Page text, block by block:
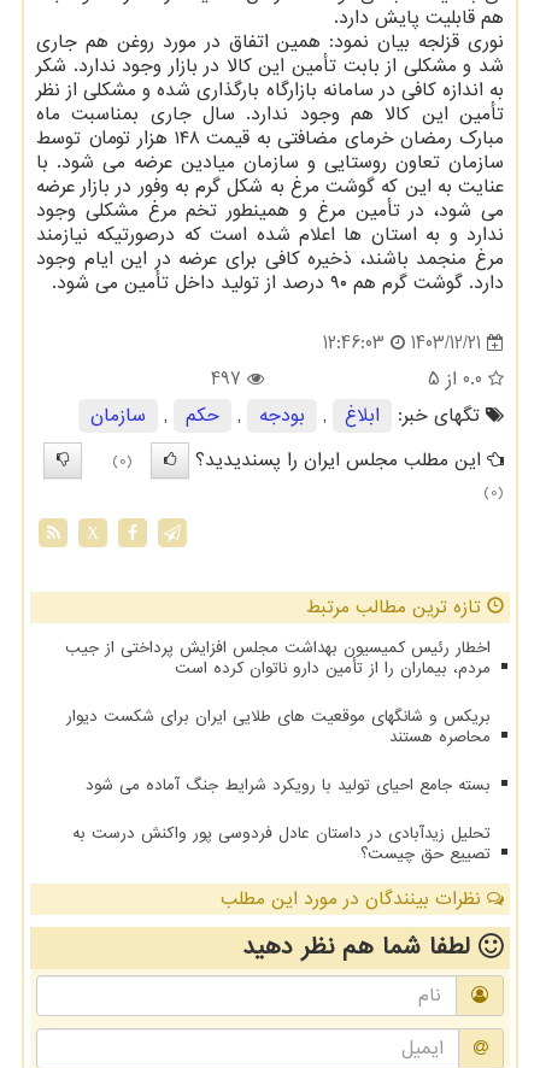
هم قابلیت پایش دارد.
نوری قزلجه بیان نمود: همین اتفاق در مورد روغن هم جاری
شد و مشکلی از بابت تأمین این کالا در بازار وجود ندارد. شکر
به اندازه کافی در سامانه بازارگاه بارگذاری شده و مشکلی از نظر
تأمین این کالا هم وجود ندارد. سال جاری بمناسبت ماه
مبارک رمضان خرمای مضافتی به قیمت ۱۴۸ هزار تومان توسط
سازمان تعاون روستایی و سازمان میادین عرضه می شود. با
عنایت به این که گوشت مرغ به شکل گرم به وفور در بازار عرضه
می شود، در تأمین مرغ و همینطور تخم مرغ مشکلی وجود
ندارد و به استان ها اعلام شده است که درصورتیکه نیازمند
مرغ منجمد باشند، ذخیره کافی برای عرضه در این ایام وجود
دارد. گوشت گرم هم ۹۰ درصد از تولید داخل تأمین می شود.
1403/12/21
12:46:03
0.0 از 5
497
تگهای خبر:
ابلاغ , بودجه , حكم ,
سازمان
این مطلب مجلس ایران را پسندیدید؟
(0)
(0)
X
تازه ترین مطالب مرتبط
اخطار رئیس کمیسیون بهداشت مجلس افزایش پرداختی از جیب
مردم، بیماران را از تأمین دارو ناتوان کرده است
بریکس و شانگهای موقعیت های طلایی ایران برای شکست دیوار
محاصره هستند
بسته جامع احیای تولید با رویکرد شرایط جنگ آماده می شود
تحلیل زیدآبادی در داستان عادل فردوسی پور واکنش درست به
تصییع حق چیست؟
نظرات بینندگان در مورد این مطلب
لطفا شما همنظر دهید